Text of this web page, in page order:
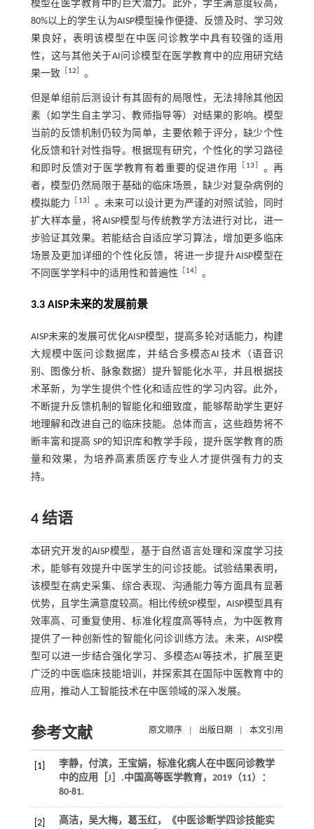
模型在医学教育中的巨大潜力。此外，学生满意度较高，
80%以上的学生认为AISP模型操作便捷、反馈及时、学习效
果良好，表明该模型在中医问诊教学中具有较强的适用
性，这与其他关于AI问诊模型在医学教育中的应用研究结
果一致［ 12 。
但是单组前后测设计有其固有的局限性，无法排除其他因
素（如学生自主学习、教师指导等）对结果的影响。模型
当前的反馈机制仍较为简单，主要依赖于评分，缺少个性
化反馈和针对性指导。根据现有研究，个性化的学习路径
和即时反馈对于医学教育有着重要的促进作用
13
。再
者，模型仍然局限于基础的临床场景，缺少对复杂病例的
模拟能力
13
。未来可以设计更为严谨的对照试验，同时
扩大样本量，将AISP模型与传统教学方法进行对比，进一
步验证其效果。若能结合自适应学习算法，增加更多临床
场景及更加详细的个性化反馈，将进一步提升AISP模型在
不同医学学科中的适用性和普遍性
14］ 。
3.3 AISP未来的发展前景
AISP未来的发展可优化AISP模型，提高多轮对话能力，构建
大规模中医问诊数据库，并结合多模态AI技术（语音识
别、图像分析、脉象数据）提升智能化水平，并且根据技
术革新，为学生提供个性化和适应性的学习内容。此外，
不断提升反馈机制的智能化和细致度，能够帮助学生更好
地理解和改进自己的临床技能。总体而言，这些趋势将不
断丰富和提高 SP的知识库和教学手段，提升医学教育的质
量和效果，为培养高素质医疗专业人才提供强有力的支
持。
4 结语
本研究开发的AISP模型，基于自然语言处理和深度学习技
术，能够有效提升中医学生的问诊技能。试验结果表明，
该模型在病史采集、综合表现、沟通能力等方面具有显著
优势，且学生满意度较高。相比传统SP模型，AISP模型具有
效率高、可重复使用、标准化程度高等特点，为中医教育
提供了一种创新性的智能化问诊训练方法。未来，AISP模
型可以进一步结合强化学习、多模态AI等技术，扩展至更
广泛的中医临床技能培训，并探索其在国际中医教育中的
应用，推动人工智能技术在中医领域的深入发展。
参考文献 原文顺序 出版日期 本文引用
[1]
李静，付滨，王宝娟，标准化病人在中医问诊教学
中的应用［J］.中国高等医学教育 ， 2019（11）：
80-81.
[2]
高洁，吴大梅，葛玉红，《中医诊断学四诊技能实